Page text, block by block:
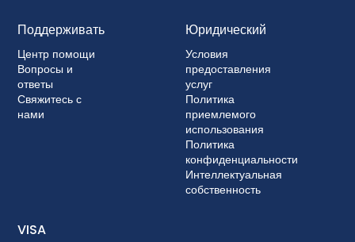
Поддерживать
Центр помощи
Вопросы и
ответы
Свяжитесь с
нами
Юридический
Условия
предоставления
услуг
Политика
приемлемого
использования
Политика
конфиденциальности
Интеллектуальная
собственность
VISA